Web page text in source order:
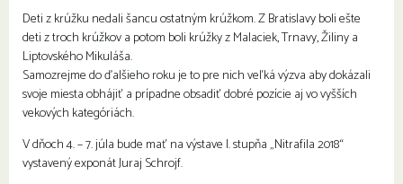
Deti z krúžku nedali šancu ostatným krúžkom. Z Bratislavy boli ešte
deti z troch krúžkov a potom boli krúžky z Malaciek, Trnavy, Žiliny a
Liptovského Mikuláša.
Samozrejme do ďalšieho roku je to pre nich veľká výzva aby dokázali
svoje miesta obhájiť a prípadne obsadiť dobré pozície aj vo vyšších
vekových kategóriách.
V dňoch 4. – 7. júla bude mať na výstave I. stupňa „Nitrafila 2018“
vystavený exponát Juraj Schrojf.